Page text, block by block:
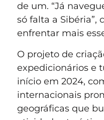
de um. “Já
só falta a Sibéria”,
enfrentar mais
O projeto de
expedicionários e
início em 2024,
internacionais
geográficas que